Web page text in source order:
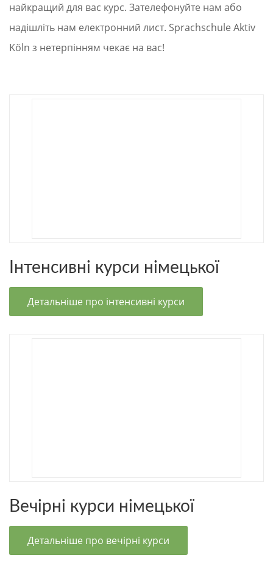
найкращий для вас курс. Зателефонуйте нам або
надішліть нам електронний лист. Sprachschule Aktiv
Köln з нетерпінням чекає на вас!
Інтенсивні курси німецької
Детальніше про інтенсивні курси
Вечірні курси німецької
Детальніше про вечірні курси